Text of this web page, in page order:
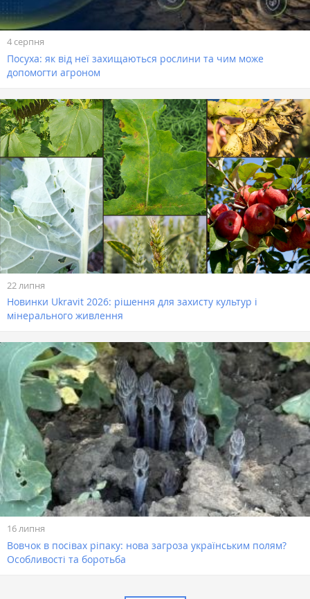
4 серпня
Посуха: як від неї захищаються рослини та чим може
допомогти агроном
22 липня
Новинки Ukravit 2026: рішення для захисту культур і
мінерального живлення
16 липня
Вовчок в посівах ріпаку: нова загроза українським полям?
Особливості та боротьба